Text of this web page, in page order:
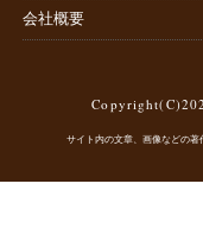
会社概要
サイト内の文章、画像などの著